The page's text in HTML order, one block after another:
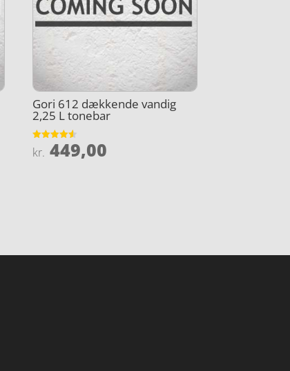
Gori 612 dækkende vandig
2,25 L tonebar
Vurderet
4.5
kr. 449,00